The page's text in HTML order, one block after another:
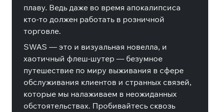
плаву. Ведь даже во время апокалипсиса
кто-то должен работать в розничной
торговле.
SWAS — это и визуальная новелла, и
хаотичный флеш-шутер — безумное
путешествие по миру выживания в сфере
обслуживания клиентов и странных связей,
которые мы налаживаем в неожиданных
обстоятельствах. Пробивайтесь сквозь